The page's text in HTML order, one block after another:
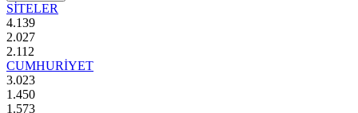
SİTELER
4.139
2.027
2.112
CUMHURİYET
3.023
1.450
1.573